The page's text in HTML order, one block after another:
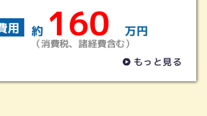
約 160 万円
（消費税、諸経費含む）
もっと見る